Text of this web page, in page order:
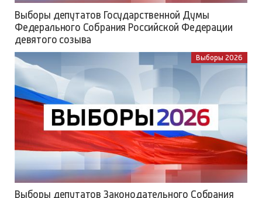
Выборы депутатов Государственной Думы
Федерального Собрания Российской Федерации
девятого созыва
Выборы 2026
Выборы депутатов Законодательного Собрания